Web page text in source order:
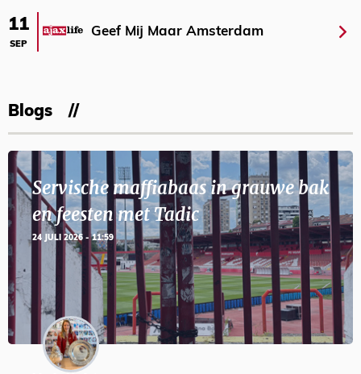
11
SEP
Geef Mij Maar Amsterdam
Blogs
Servische maffiabaas in grauwe bak
en feesten met Tadic
24 JULI 2026 - 11:59